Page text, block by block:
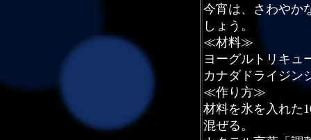
今宵は、さわやか
しょう。
≪材料≫
ヨーグルトリキュ
カナダドライジン
≪作り方≫
材料を氷を入れた
混ぜる。